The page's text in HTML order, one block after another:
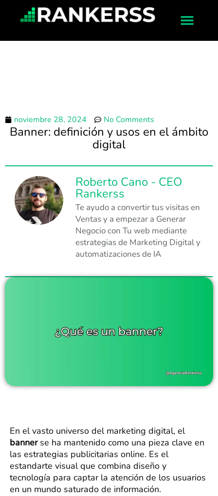
noviembre 28, 2024 No Comments
Banner: definición y usos en el ámbito
digital
Roberto Cano - CEO
Rankerss
Te ayudo a convertir tus visitas en
Ventas y a empezar a Generar
Negocio con Tu web mediante
estrategias de Marketing Digital y
automatizaciones de IA
En el vasto universo del marketing digital, el
bannerse ha mantenido como una pieza clave en
las estrategias publicitarias online. Es el
estandarte visual que combina diseño y
tecnología para captar la atención de los usuarios
en un mundo saturado de información.